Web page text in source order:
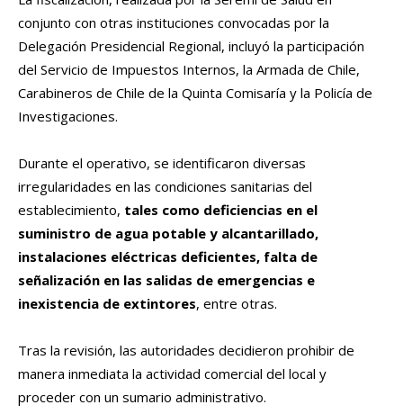
conjunto con otras instituciones convocadas por la
Delegación Presidencial Regional, incluyó la participación
del Servicio de Impuestos Internos, la Armada de Chile,
Carabineros de Chile de la Quinta Comisaría y la Policía de
Investigaciones.
Durante el operativo, se identificaron diversas
irregularidades en las condiciones sanitarias del
establecimiento, tales como deficiencias en el
suministro de agua potable y alcantarillado,
instalaciones eléctricas deficientes, falta de
señalización en las salidas de emergencias e
inexistencia de extintores, entre otras.
Tras la revisión, las autoridades decidieron prohibir de
manera inmediata la actividad comercial del local y
proceder con un sumario administrativo.